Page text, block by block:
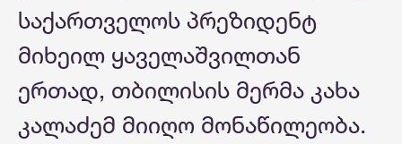
საქართველოს პრეზიდენტ
მიხეილ ყაველაშვილთან
ერთად, თბილისის მერმა კახა
კალაძემ მიიღო მონაწილეობა.